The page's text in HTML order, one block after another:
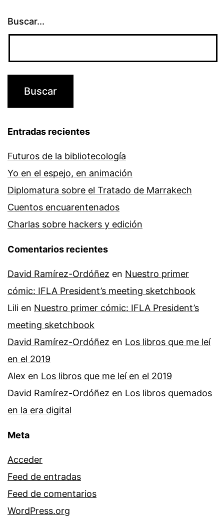
Buscar...
Entradas recientes
Futuros de la bibliotecología
Yo en el espejo, en animación
Diplomatura sobre el Tratado de Marrakech
Cuentos encuarentenados
Charlas sobre hackers y edición
Comentarios recientes
David Ramírez-Ordóñez en Nuestro primer
cómic: IFLA President’s meeting sketchbook
Lili en Nuestro primer cómic: IFLA President’s
meeting sketchbook
David Ramírez-Ordóñez en Los libros que me leí
en el 2019
Alex en Los libros que me leí en el 2019
David Ramírez-Ordóñez en Los libros quemados
en la era digital
Meta
Acceder
Feed de entradas
Feed de comentarios
WordPress.org